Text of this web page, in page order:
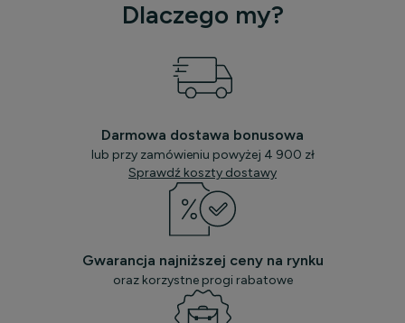
Dlaczego my?
Darmowa dostawa bonusowa
lub przy zamówieniu powyżej 4 900 zł
Sprawdź koszty dostawy
Gwarancja najniższej ceny na rynku
oraz korzystne progi rabatowe